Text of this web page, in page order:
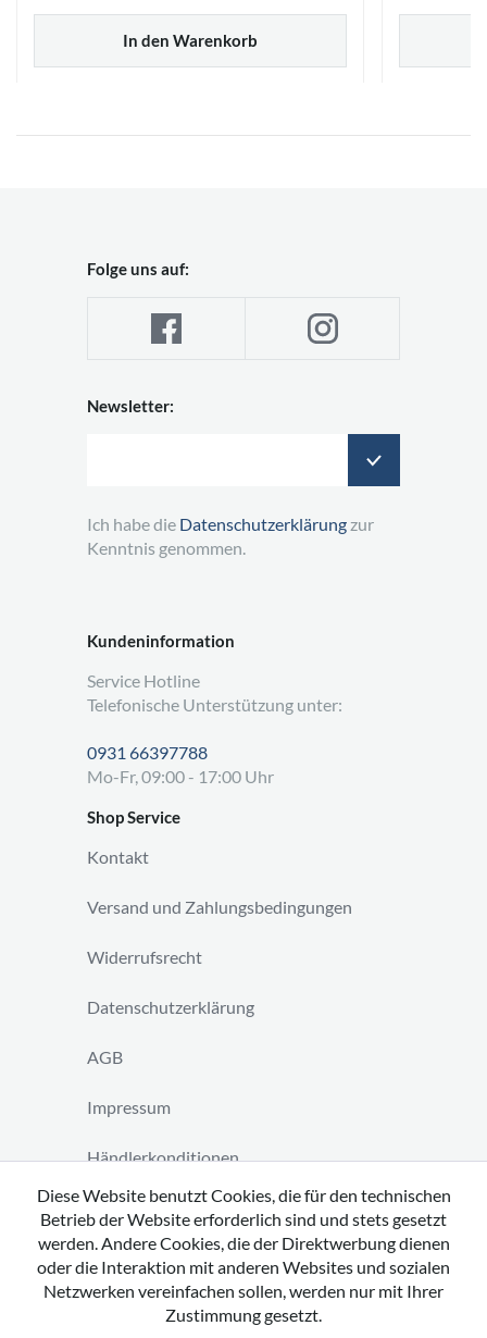
In den Warenkorb
Kundeninformation
Service Hotline
Telefonische Unterstützung unter:
0931 66397788
Mo-Fr, 09:00 - 17:00 Uhr
Shop Service
Kontakt
Versand und Zahlungsbedingungen
Widerrufsrecht
Datenschutzerklärung
AGB
Impressum
Händlerkonditionen
Vertrag widerrufen
Folge uns auf:
Newsletter:
Ich habe die Datenschutzerklärung zur
Kenntnis genommen.
Diese Website benutzt Cookies, die für den technischen
Betrieb der Website erforderlich sind und stets gesetzt
werden. Andere Cookies, die der Direktwerbung dienen
oder die Interaktion mit anderen Websites und sozialen
Netzwerken vereinfachen sollen, werden nur mit Ihrer
Zustimmung gesetzt.